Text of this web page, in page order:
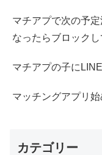
マチアプで次の予
なったらブロック
マチアプの子に
マッチングアプリ
カテゴリー